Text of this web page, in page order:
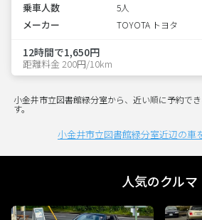
乗車人数 5人
メーカー TOYOTA トヨタ
12時間で1,650円
距離料金 200円/10km
小金井市立図書館緑分室から、近い順に予約で
す。
小金井市立図書館緑分室近辺の車
人気のクルマ